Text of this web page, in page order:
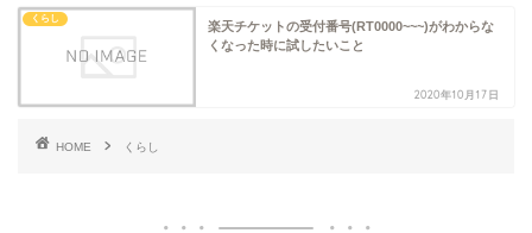
くらし
楽天チケットの受付番号(RT0000~~~)がわからな
くなった時に試したいこと
2020年10月17日
HOME くらし